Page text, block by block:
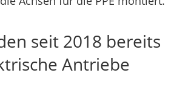
seit 2018 bereits
Antriebe